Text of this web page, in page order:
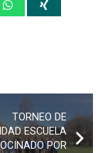
TORNEO DE
ESCUELA
POR